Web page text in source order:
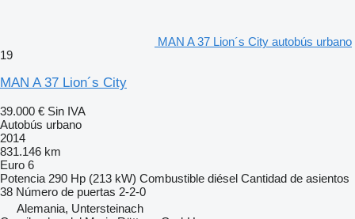
MAN A 37 Lion´s City autobús urbano
19
MAN A 37 Lion´s City
39.000 € Sin IVA
Autobús urbano
2014
831.146 km
Euro 6
Potencia 290 Hp (213 kW) Combustible diésel Cantidad de asientos
38 Número de puertas 2-2-0
Alemania, Untersteinach